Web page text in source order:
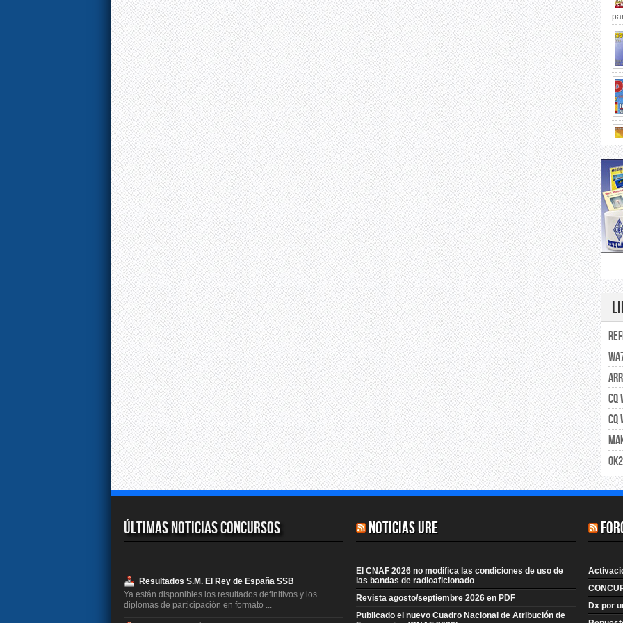
CQ
CQ
Últimas Noticias Concursos
Resultados S.M. El Rey de España SSB
Ya están disponibles los resultados definitivos y los
diplomas de participación en formato ...
Noticias URE
El CNAF 2026 no modifica las condiciones de uso de
las bandas de radioaficionado
Revista agosto/septiembre 2026 en PDF
Publicado el nuevo Cuadro Nacional de Atribución de
Dx por